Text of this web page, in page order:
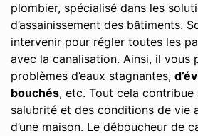
plombier, spécialisé dans les
d’assainissement des bâtiments.
intervenir pour régler toutes les
avec la canalisation. Ainsi, il vous
problèmes d’eaux stagnantes,
bouchés, etc. Tout cela contribue
salubrité et des conditions de vie
d’une maison. Le déboucheur de